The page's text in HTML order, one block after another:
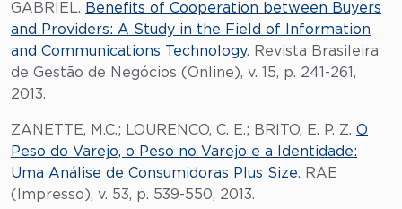
GABRIEL. Benefits of Cooperation between Buyers
and Providers: A Study in the Field of Information
and Communications Technology. Revista Brasileira
de Gestão de Negócios (Online), v. 15, p. 241-261,
2013.
ZANETTE, M.C.; LOURENCO, C. E.; BRITO, E. P. Z. O
Peso do Varejo, o Peso no Varejo e a Identidade:
Uma Análise de Consumidoras Plus Size. RAE
(Impresso), v. 53, p. 539-550, 2013.